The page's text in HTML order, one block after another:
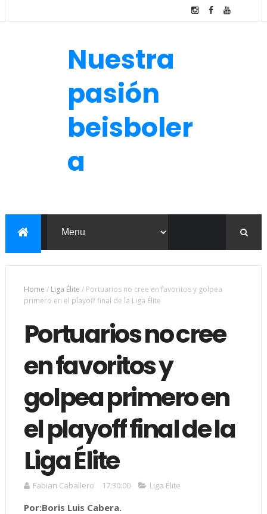
Nuestra
pasión
beisboler
a
Home / Liga Élite / Portuarios no cree en favoritos y golpea
primero en el playoff final de la Liga Élite
Portuarios no cree
en favoritos y
golpea primero en
el playoff final de la
Liga Élite
Fabian Caballero 17:30:00 Liga Élite
Por:Boris Luis Cabera.